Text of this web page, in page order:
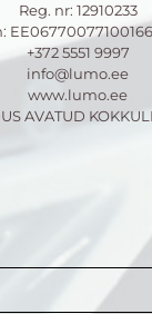
Reg. nr: 12910233
+372 5551 9997
info@lumo.ee
www.lumo.ee
AVATUD